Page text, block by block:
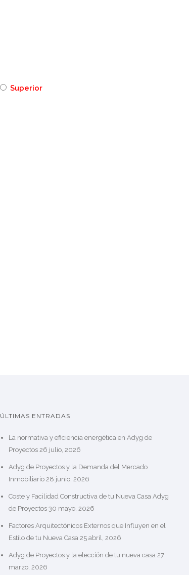
Superior
ÚLTIMAS ENTRADAS
La normativa y eficiencia energética en Adyg de
Proyectos 26 julio, 2026
Adyg de Proyectos y la Demanda del Mercado
Inmobiliario 28 junio, 2026
Coste y Facilidad Constructiva de tu Nueva Casa Adyg
de Proyectos 30 mayo, 2026
Factores Arquitectónicos Externos que Influyen en el
Estilo de tu Nueva Casa 25 abril, 2026
Adyg de Proyectos y la elección de tu nueva casa 27
marzo, 2026